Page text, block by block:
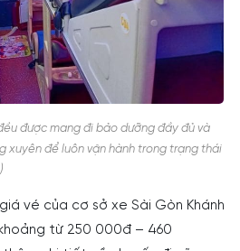
được mang đi bảo dưỡng đầy đủ và
xuyên để luôn vận hành trong trạng thái
vé của cơ sở xe Sài Gòn Khánh
từ 250 000đ – 460